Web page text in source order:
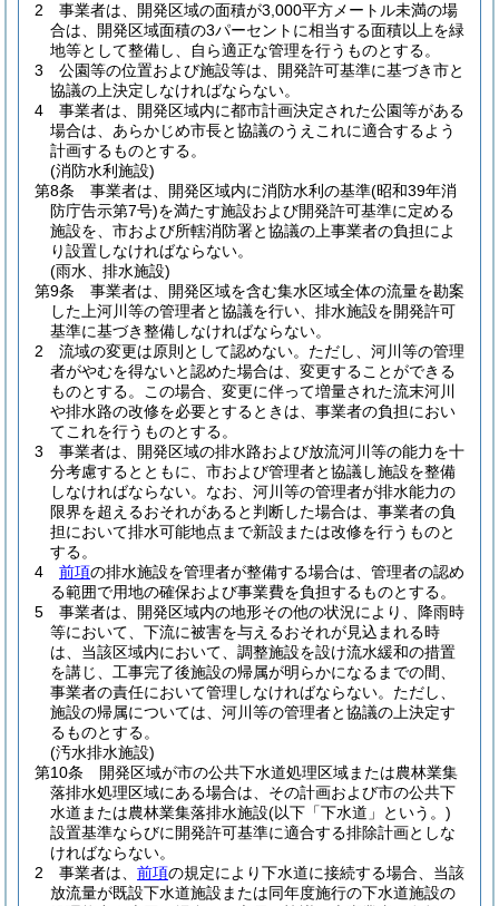
2
事業者は、開発区域の面積が3,000平方メートル未満の場
合は、開発区域面積の3パーセントに相当する面積以上を緑
地等として整備し、自ら適正な管理を行うものとする。
3
公園等の位置および施設等は、開発許可基準に基づき市と
協議の上決定しなければならない。
4
事業者は、開発区域内に都市計画決定された公園等がある
場合は、あらかじめ市長と協議のうえこれに適合するよう
計画するものとする。
(消防水利施設)
第8条
事業者は、開発区域内に消防水利の基準(昭和39年消
防庁告示第7号)を満たす施設および開発許可基準に定める
施設を、市および所轄消防署と協議の上事業者の負担によ
り設置しなければならない。
(雨水、排水施設)
第9条
事業者は、開発区域を含む集水区域全体の流量を勘案
した上河川等の管理者と協議を行い、排水施設を開発許可
基準に基づき整備しなければならない。
2
流域の変更は原則として認めない。 ただし、河川等の管理
者がやむを得ないと認めた場合は、変更することができる
ものとする。
この場合、変更に伴って増量された流末河川
や排水路の改修を必要とするときは、事業者の負担におい
てこれを行うものとする。
3
事業者は、開発区域の排水路および放流河川等の能力を十
分考慮するとともに、市および管理者と協議し施設を整備
しなければならない。 なお、河川等の管理者が排水能力の
限界を超えるおそれがあると判断した場合は、事業者の負
担において排水可能地点まで新設または改修を行うものと
する。
4
前項の排水施設を管理者が整備する場合は、管理者の認め
る範囲で用地の確保および事業費を負担するものとする。
5
事業者は、開発区域内の地形その他の状況により、降雨時
等において、下流に被害を与えるおそれが見込まれる時
は、当該区域内において、調整施設を設け流水緩和の措置
を講じ、工事完了後施設の帰属が明らかになるまでの間、
事業者の責任において管理しなければならない。 ただし、
施設の帰属については、河川等の管理者と協議の上決定す
るものとする。
(汚水排水施設)
第10条
開発区域が市の公共下水道処理区域または農林業集
落排水処理区域にある場合は、その計画および市の公共下
水道または農林業集落排水施設(以下「下水道」という。)
設置基準ならびに開発許可基準に適合する排除計画としな
ければならない。
2
事業者は、 前項の規定により下水道に接続する場合、当該
放流量が既設下水道施設または同年度施行の下水道施設の